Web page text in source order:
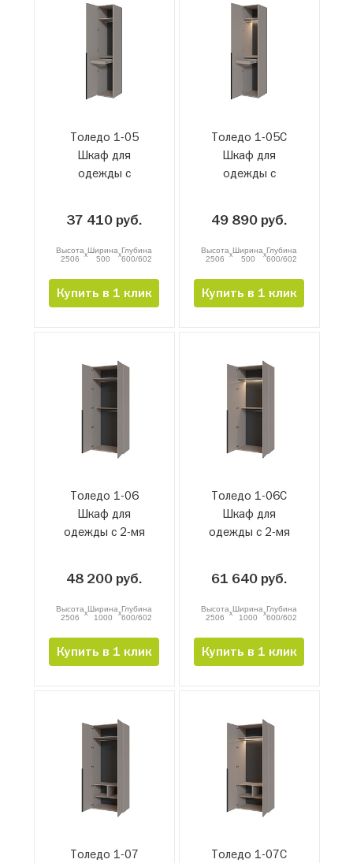
Толедо 1-05
Шкаф для
одежды с
37 410 руб.
Высота
2506
xШирина
500
xГлубина
600/602
Купить в 1 клик
Толедо 1-05С
Шкаф для
одежды с
49 890 руб.
Высота
2506
xШирина
500
xГлубина
600/602
Купить в 1 клик
Толедо 1-06
Шкаф для
одежды с 2-мя
48 200 руб.
Высота
2506
xШирина
1000
xГлубина
600/602
Купить в 1 клик
Толедо 1-06С
Шкаф для
одежды с 2-мя
61 640 руб.
Высота
2506
xШирина
1000
xГлубина
600/602
Купить в 1 клик
Толедо 1-07
Толедо 1-07С